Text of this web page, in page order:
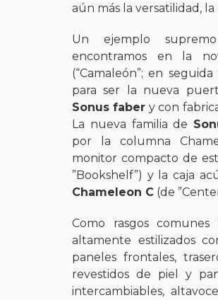
aún más la versatilidad,
Un ejemplo
encontramos en la
(“Camaleón”; en
para ser la nueva
Sonus faber y con
La nueva familia de
por la columna
monitor compacto de
”Bookshelf”) y la caja
Chameleon C (de
Como rasgos
altamente estilizados
paneles frontales,
revestidos de piel y
intercambiables,